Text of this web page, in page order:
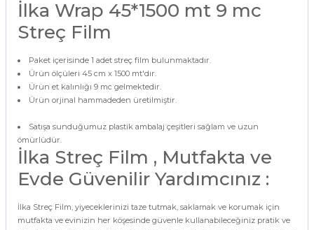
İlka Wrap 45*1500 mt 9 mc
Streç Film
Paket içerisinde 1 adet streç film bulunmaktadır.
Ürün ölçüleri 45 cm x 1500 mt'dır.
Ürün et kalınlığı 9 mc gelmektedir.
Ürün orjinal hammadeden üretilmiştir.
Satışa sunduğumuz plastik ambalaj çeşitleri sağlam ve uzun
ömürlüdür.
İlka Streç Film , Mutfakta ve
Evde Güvenilir Yardımcınız :
İlka Streç Film, yiyeceklerinizi taze tutmak, saklamak ve korumak için
mutfakta ve evinizin her köşesinde güvenle kullanabileceğiniz pratik ve